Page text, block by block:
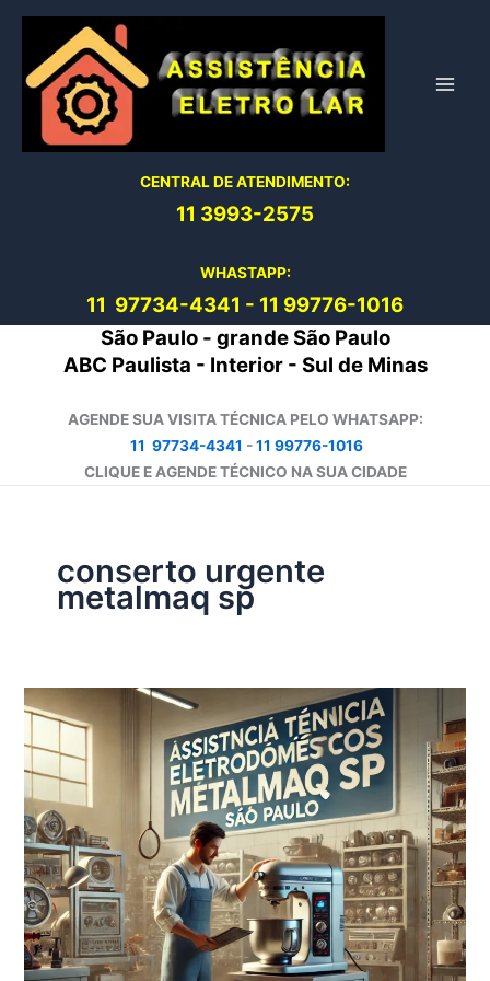
conteúdo
CENTRAL DE ATENDIMENTO:
11 3993-2575
WHASTAPP:
11 97734-4341 - 11 99776-1016
São Paulo - grande São Paulo
ABC Paulista - Interior - Sul de Minas
AGENDE SUA VISITA TÉCNICA PELO WHATSAPP:
11 97734-4341 -11 99776-1016
CLIQUE E AGENDE TÉCNICO NA SUA CIDADE
conserto urgente
metalmaq sp